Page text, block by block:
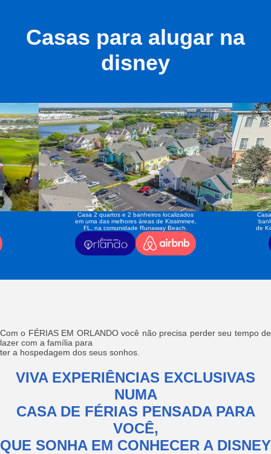
Casas para alugar na
disney
Casa 2 quartos e 2 banheiros localizados
em uma das melhores áreas de Kissimmee,
FL, na comunidade Runaway Beach.
de
Com o FÉRIAS EM ORLANDO você não precisa perder seu tempo de
lazer com a família para
ter a hospedagem dos seus sonhos.
VIVA EXPERIÊNCIAS EXCLUSIVAS
NUMA
CASA DE FÉRIAS PENSADA PARA
VOCÊ,
QUE SONHA EM CONHECER A DISNEY